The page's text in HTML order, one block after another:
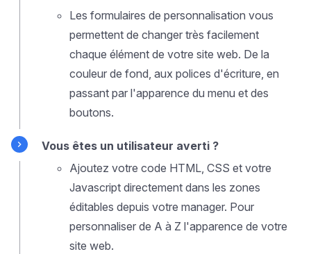
Les formulaires de personnalisation vous
permettent de changer très facilement
chaque élément de votre site web. De la
couleur de fond, aux polices d'écriture, en
passant par l'apparence du menu et des
boutons.
Vous êtes un utilisateur averti ?
Ajoutez votre code HTML, CSS et votre
Javascript directement dans les zones
éditables depuis votre manager. Pour
personnaliser de A à Z l'apparence de votre
site web.